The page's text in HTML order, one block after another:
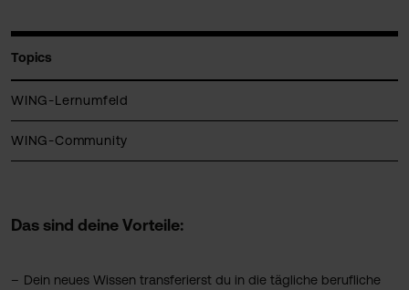
Topics
WING-Lernumfeld
WING-Community
Das sind deine Vorteile:
Dein neues Wissen transferierst du in die tägliche berufliche